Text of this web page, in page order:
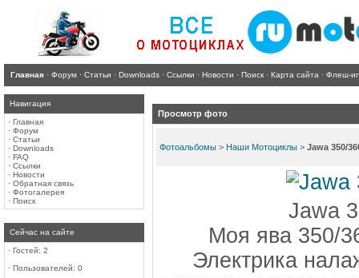
Главная · Форум · Статьи · Downloads · Ссылки · Новости · Поиск · Карта сайта · Флеш-
Навигация
· Главная
· Форум
· Статьи
· Downloads
· FAQ
· Ссылки
· Новости
· Обратная связь
· Фотогалерея
· Поиск
Сейчас на сайте
· Гостей: 2
· Пользователей: 0
Просмотр фото
Фотоальбомы > Наши Мотоциклы > Jawa 350/
Jawa
Моя ява 350/
Электрика